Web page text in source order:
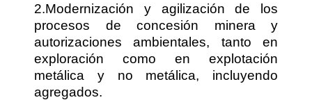
2.Modernización y agilización de los
procesos de concesión minera y
autorizaciones ambientales, tanto en
exploración como en explotación
metálica y no metálica, incluyendo
agregados.